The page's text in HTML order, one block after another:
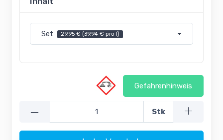
Set 29,95 € (39,94 € pro l)
Gefahrenhinweis
— Stk